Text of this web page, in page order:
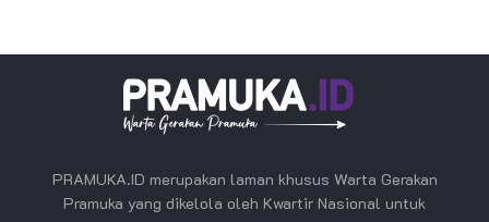
PRAMUKA.ID merupakan laman khusus Warta Gerakan
Pramuka yang dikelola oleh Kwartir Nasional untuk